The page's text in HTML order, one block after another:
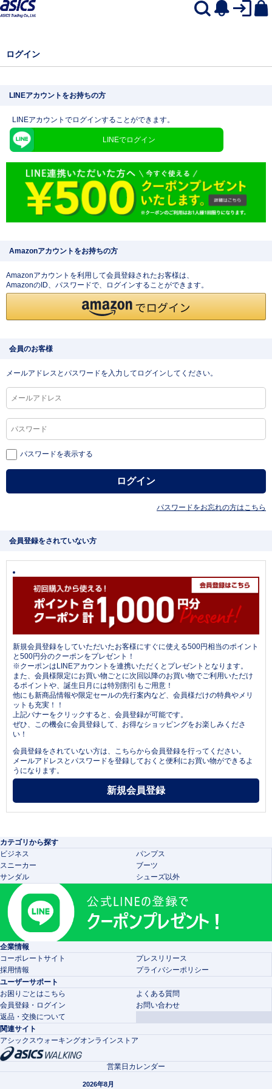
ログイン
LINEアカウントをお持ちの方
LINEアカウントでログインすることができます。
LINEでログイン
Amazonアカウントをお持ちの方
Amazonアカウントを利用して会員登録されたお客様は、
AmazonのID、パスワードで、ログインすることができます。
会員のお客様
メールアドレスとパスワードを入力してログインしてください。
パスワードを表示する
パスワードをお忘れの方はこちら
会員登録をされていない方
新規会員登録をしていただいたお客様にすぐに使える500円相当のポイント
と500円分のクーポンをプレゼント！
※クーポンはLINEアカウントを連携いただくとプレゼントとなります。
また、会員様限定にお買い物ごとに次回以降のお買い物でご利用いただけ
るポイントや、誕生日月には特別割引もご用意！
他にも新商品情報や限定セールの先行案内など、会員様だけの特典やメリ
ットも充実！！
上記バナーをクリックすると、会員登録が可能です。
ぜひ、この機会に会員登録して、お得なショッピングをお楽しみくださ
い！
会員登録をされていない方は、こちらから会員登録を行ってください。
メールアドレスとパスワードを登録しておくと便利にお買い物ができるよ
うになります。
カテゴリから探す
ビジネス
パンプス
スニーカー
ブーツ
サンダル
シューズ以外
企業情報
コーポレートサイト
プレスリリース
採用情報
プライバシーポリシー
ユーザーサポート
お困りごとはこちら
よくある質問
会員登録・ログイン
お問い合わせ
返品・交換について
関連サイト
アシックスウォーキングオンラインストア
営業日カレンダー
2026年8月